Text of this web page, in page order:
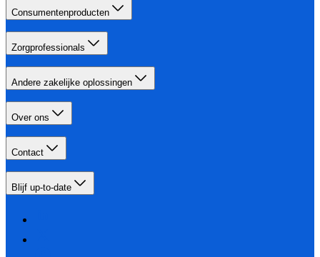
Consumentenproducten
Zorgprofessionals
Andere zakelijke oplossingen
Over ons
Contact
Blijf up-to-date